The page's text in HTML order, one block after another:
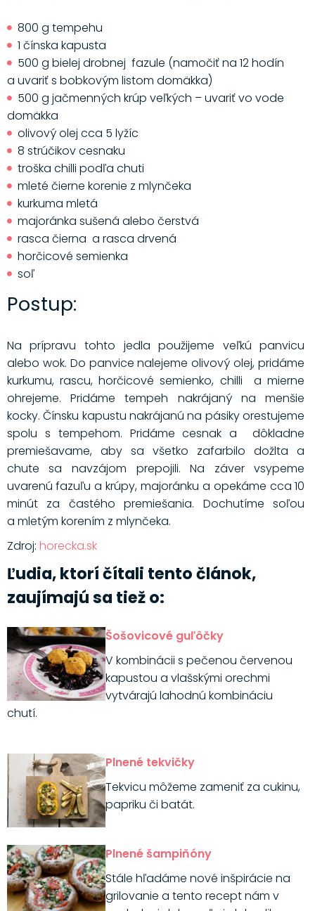
800 g tempehu
1 čínska kapusta
500 g bielej drobnej fazule (namočiť na 12 hodín
a uvariť s bobkovým listom domäkka)
500 g jačmenných krúp veľkých – uvariť vo vode
domäkka
olivový olej cca 5 lyžíc
8 strúčikov cesnaku
troška chilli podľa chuti
mleté čierne korenie z mlynčeka
kurkuma mletá
majoránka sušená alebo čerstvá
rasca čierna a rasca drvená
horčicové semienka
soľ
Postup:
Na prípravu tohto jedla použijeme veľkú panvicu
alebo wok. Do panvice nalejeme olivový olej, pridáme
kurkumu, rascu, horčicové semienko, chilli a mierne
ohrejeme. Pridáme tempeh nakrájaný na menšie
kocky. Čínsku kapustu nakrájanú na pásiky orestujeme
spolu s tempehom. Pridáme cesnak a dôkladne
premiešavame, aby sa všetko zafarbilo dožlta a
chute sa navzájom prepojili. Na záver vsypeme
uvarenú fazuľu a krúpy, majoránku a opekáme cca 10
minút za častého premiešania. Dochutíme soľou
a mletým korením z mlynčeka.
Zdroj: horecka.sk
Ľudia, ktorí čítali tento článok,
zaujímajú sa tiež o:
Šošovicové guľôčky
V kombinácii s pečenou červenou
kapustou a vlašskými orechmi
vytvárajú lahodnú kombináciu
chutí.
Plnené tekvičky
Tekvicu môžeme zameniť za cukinu,
papriku či batát.
Plnené šampiňóny
Stále hľadáme nové inšpirácie na
grilovanie a tento recept nám v